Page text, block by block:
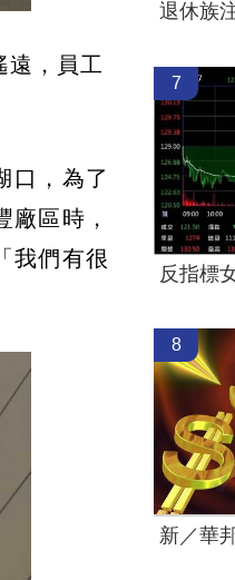
遠，員工
口，為了
區時，
我們有很
7
8